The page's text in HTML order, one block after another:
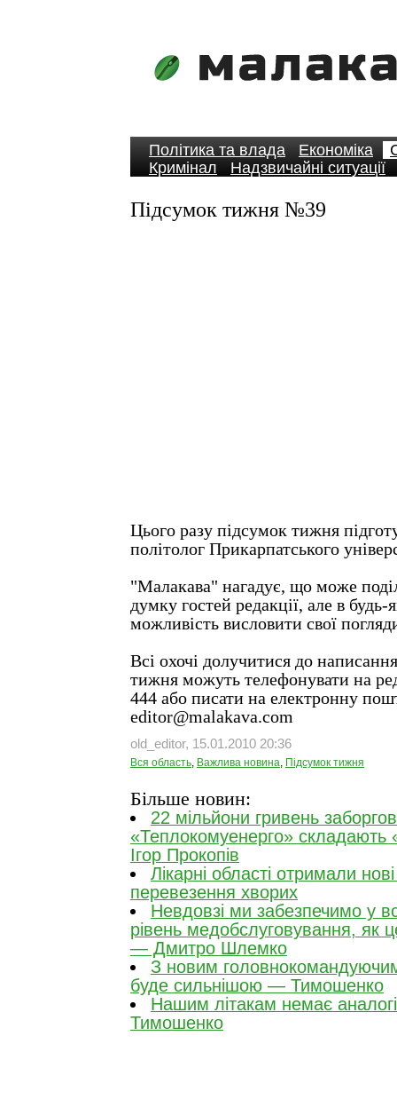
Політика та влада Економіка
Кримінал
Надзвичайні ситуації
Підсумок тижня №39
Цього разу підсумок тижня
політолог Прикарпатського
"Малакава" нагадує, що може
думку гостей редакції, але в будь-
можливість висловити свої
Всі охочі долучитися до
тижня можуть телефонувати на
444 або писати на електронну
editor@malakava.com
old_editor, 15.01.2010 20:36
Вся область, Важлива новина, Підсумок тижня
Більше новин:
22 мільйони гривень
«Теплокомуенерго» складають
Ігор Прокопів
Лікарні області отримали
перевезення хворих
Невдовзі ми забезпечимо у
рівень медобслуговування, як
— Дмитро Шлемко
З новим
буде сильнішою — Тимошенко
Нашим літакам немає
Тимошенко